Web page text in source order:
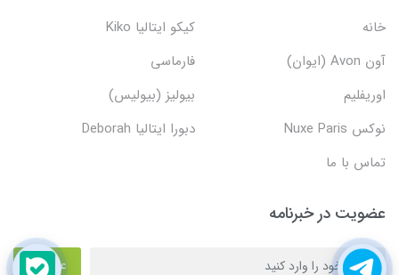
خانه
کیکو ایتالیا Kiko
آون Avon (ایوان)
فارماسی
اوریفلیم
بیولیز (بیولیس)
نوکس Nuxe Paris
دبورا ایتالیا Deborah
تماس با ما
عضویت در خبرنامه
عضویت